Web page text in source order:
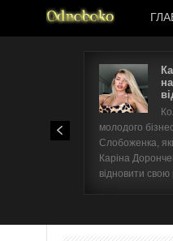
молодого
Слобоженка,
Каріна
відновити свою